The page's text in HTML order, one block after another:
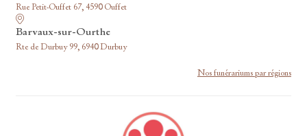
Rue Petit-Ouffet 67, 4590 Ouffet
Barvaux-sur-Ourthe
Rte de Durbuy 99, 6940 Durbuy
Nos funérariums par régions